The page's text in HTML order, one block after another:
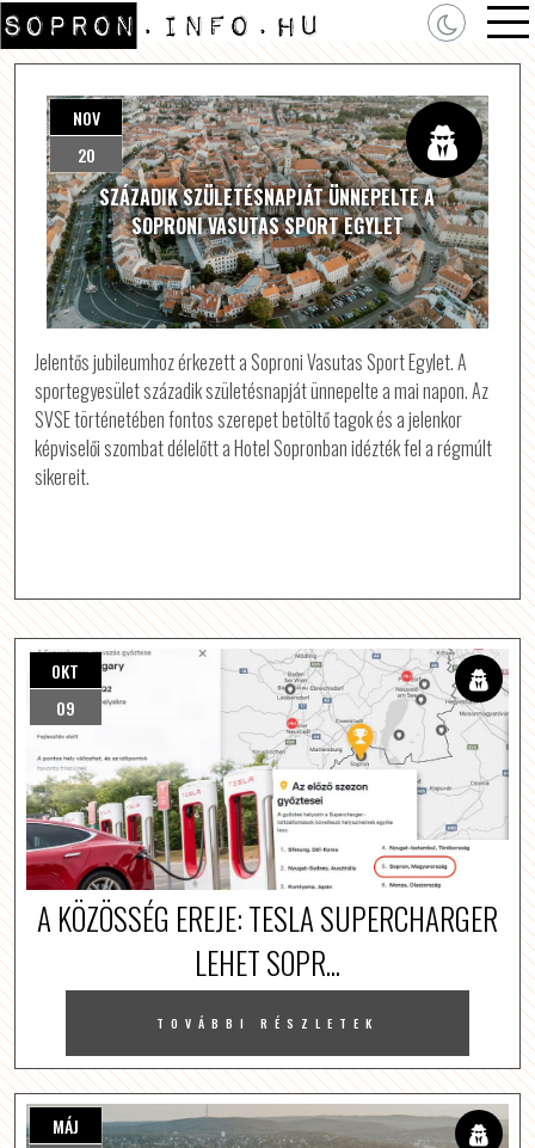
SZÁZADIK SZÜLETÉSNAPJÁT ÜNNEPELTE A
SOPRONI VASUTAS SPORT EGYLET
NOV
20
Jelentős jubileumhoz érkezett a Soproni Vasutas Sport Egylet. A
sportegyesület századik születésnapját ünnepelte a mai napon. Az
SVSE történetében fontos szerepet betöltő tagok és a jelenkor
képviselői szombat délelőtt a Hotel Sopronban idézték fel a régmúlt
sikereit.
OKT
09
A KÖZÖSSÉG EREJE: TESLA SUPERCHARGER
LEHET SOPR...
TOVÁBBI RÉSZLETEK
MÁJ